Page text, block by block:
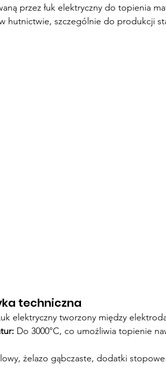
przez łuk elektryczny do topienia
hutnictwie, szczególnie do produkcji
techniczna
elektryczny tworzony między
Do 3000°C, co umożliwia topienie
żelazo gąbczaste, dodatki stopowe.